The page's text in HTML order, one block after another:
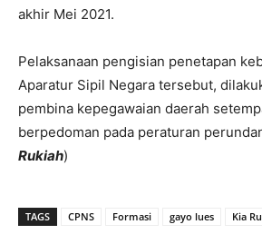
akhir Mei 2021.
Pelaksanaan pengisian penetapan
Aparatur Sipil Negara tersebut,
pembina kepegawaian daerah
berpedoman pada peraturan
Rukiah)
TAGS CPNS Formasi gayo lues Kia